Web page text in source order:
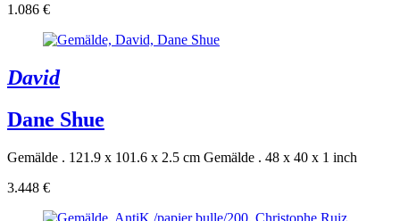
1.086 €
David
Dane Shue
Gemälde . 121.9 x 101.6 x 2.5 cm Gemälde . 48 x 40 x 1 inch
3.448 €